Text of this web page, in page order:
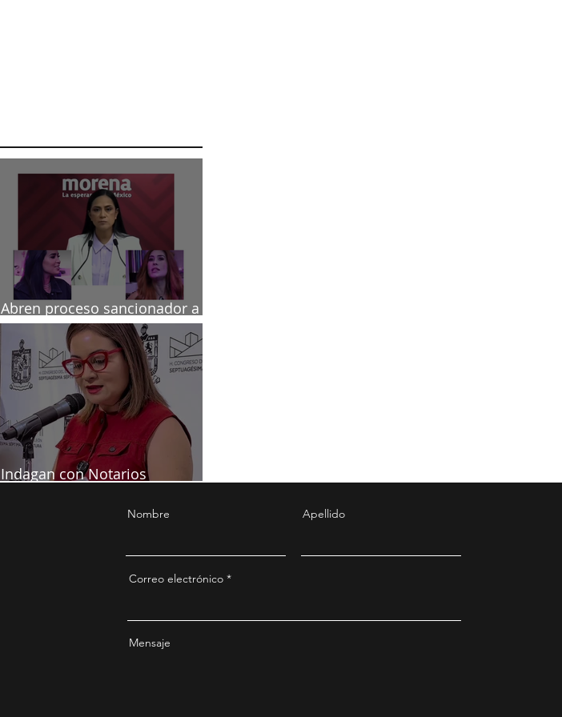
Abren proceso sancionador a
diputadas poblanas
Indagan con Notarios
Nombre Apellido
Correo electrónico
Mensaje